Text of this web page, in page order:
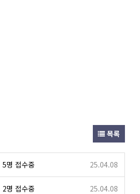
목록
5명 접수중 25.04.08
2명 접수중 25.04.08